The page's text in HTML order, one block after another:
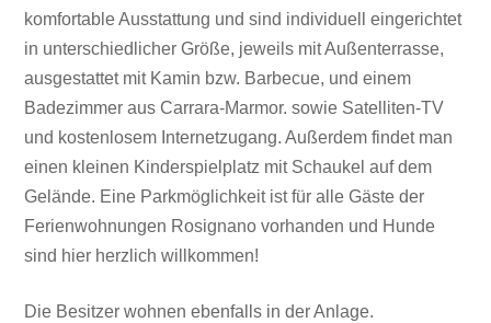
komfortable Ausstattung und sind individuell eingerichtet
in unterschiedlicher Größe, jeweils mit Außenterrasse,
ausgestattet mit Kamin bzw. Barbecue, und einem
Badezimmer aus Carrara-Marmor. sowie Satelliten-TV
und kostenlosem Internetzugang. Außerdem findet man
einen kleinen Kinderspielplatz mit Schaukel auf dem
Gelände. Eine Parkmöglichkeit ist für alle Gäste der
Ferienwohnungen Rosignano vorhanden und Hunde
sind hier herzlich willkommen!
Die Besitzer wohnen ebenfalls in der Anlage.